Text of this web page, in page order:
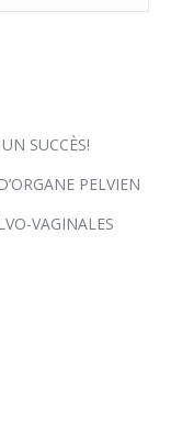
SUCCÈS!
PELVIEN
VAGINALES